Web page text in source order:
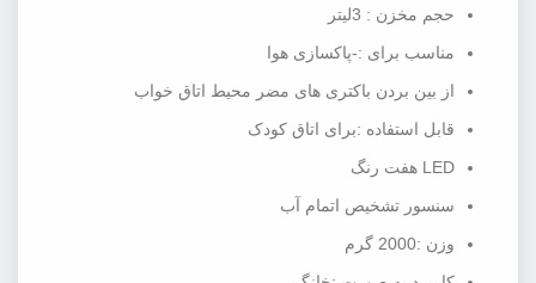
حجم مخزن : 3لیتر
مناسب برای :-پاکسازی هوا
از بین بردن باکتری های مضر محیط اتاق خواب
قابل استفاده :برای اتاق کودک
LED هفت رنگ
سنسور تشخیص اتمام آب
وزن :2000 گرم